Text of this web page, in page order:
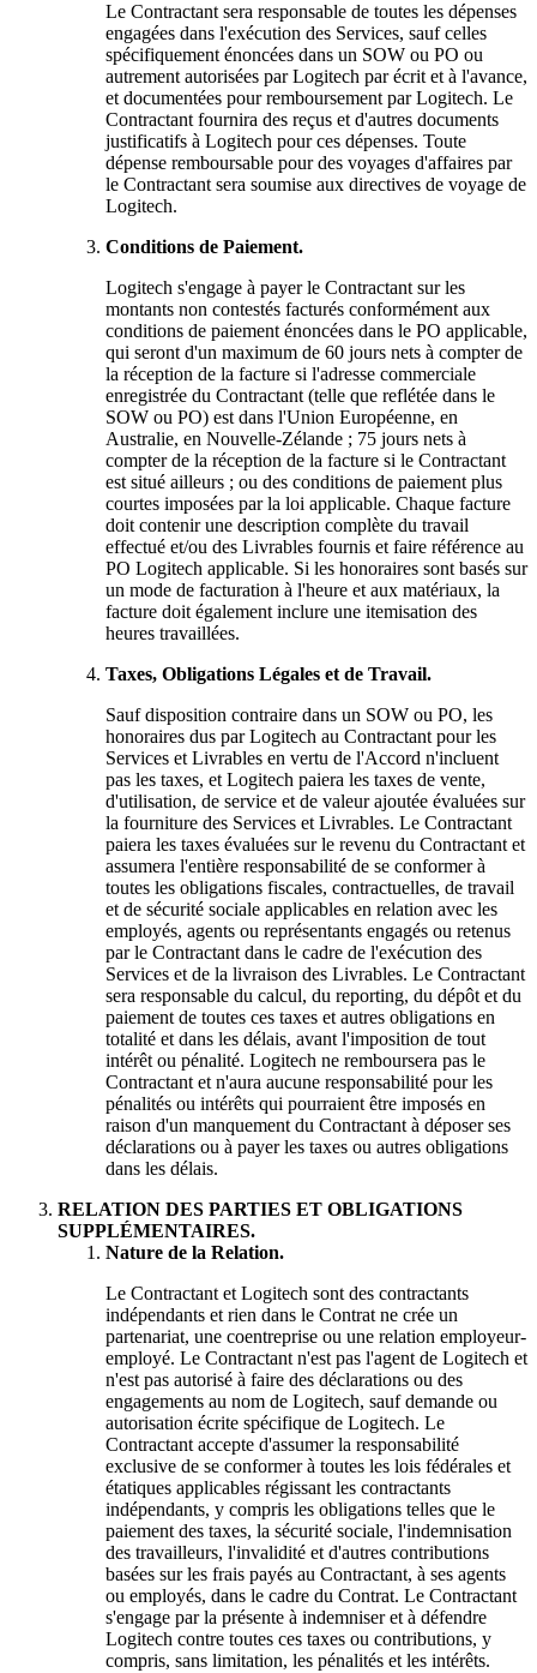
Le Contractant sera responsable de toutes les dépenses
engagées dans l'exécution des Services, sauf celles
spécifiquement énoncées dans un SOW ou PO ou
autrement autorisées par Logitech par écrit et à l'avance,
et documentées pour remboursement par Logitech. Le
Contractant fournira des reçus et d'autres documents
justificatifs à Logitech pour ces dépenses. Toute
dépense remboursable pour des voyages d'affaires par
le Contractant sera soumise aux directives de voyage de
Logitech.
Conditions de Paiement.
Logitech s'engage à payer le Contractant sur les
montants non contestés facturés conformément aux
conditions de paiement énoncées dans le PO applicable,
qui seront d'un maximum de 60 jours nets à compter de
la réception de la facture si l'adresse commerciale
enregistrée du Contractant (telle que reflétée dans le
SOW ou PO) est dans l'Union Européenne, en
Australie, en Nouvelle-Zélande ; 75 jours nets à
compter de la réception de la facture si le Contractant
est situé ailleurs ; ou des conditions de paiement plus
courtes imposées par la loi applicable. Chaque facture
doit contenir une description complète du travail
effectué et/ou des Livrables fournis et faire référence au
PO Logitech applicable. Si les honoraires sont basés sur
un mode de facturation à l'heure et aux matériaux, la
facture doit également inclure une itemisation des
heures travaillées.
Taxes, Obligations Légales et de Travail.
Sauf disposition contraire dans un SOW ou PO, les
honoraires dus par Logitech au Contractant pour les
Services et Livrables en vertu de l'Accord n'incluent
pas les taxes, et Logitech paiera les taxes de vente,
d'utilisation, de service et de valeur ajoutée évaluées sur
la fourniture des Services et Livrables. Le Contractant
paiera les taxes évaluées sur le revenu du Contractant et
assumera l'entière responsabilité de se conformer à
toutes les obligations fiscales, contractuelles, de travail
et de sécurité sociale applicables en relation avec les
employés, agents ou représentants engagés ou retenus
par le Contractant dans le cadre de l'exécution des
Services et de la livraison des Livrables. Le Contractant
sera responsable du calcul, du reporting, du dépôt et du
paiement de toutes ces taxes et autres obligations en
totalité et dans les délais, avant l'imposition de tout
intérêt ou pénalité. Logitech ne remboursera pas le
Contractant et n'aura aucune responsabilité pour les
pénalités ou intérêts qui pourraient être imposés en
raison d'un manquement du Contractant à déposer ses
déclarations ou à payer les taxes ou autres obligations
dans les délais.
RELATION DES PARTIES ET OBLIGATIONS
SUPPLÉMENTAIRES.
Nature de la Relation.
Le Contractant et Logitech sont des contractants
indépendants et rien dans le Contrat ne crée un
partenariat, une coentreprise ou une relation employeur-
employé. Le Contractant n'est pas l'agent de Logitech et
n'est pas autorisé à faire des déclarations ou des
engagements au nom de Logitech, sauf demande ou
autorisation écrite spécifique de Logitech. Le
Contractant accepte d'assumer la responsabilité
exclusive de se conformer à toutes les lois fédérales et
étatiques applicables régissant les contractants
indépendants, y compris les obligations telles que le
paiement des taxes, la sécurité sociale, l'indemnisation
des travailleurs, l'invalidité et d'autres contributions
basées sur les frais payés au Contractant, à ses agents
ou employés, dans le cadre du Contrat. Le Contractant
s'engage par la présente à indemniser et à défendre
Logitech contre toutes ces taxes ou contributions, y
compris, sans limitation, les pénalités et les intérêts.